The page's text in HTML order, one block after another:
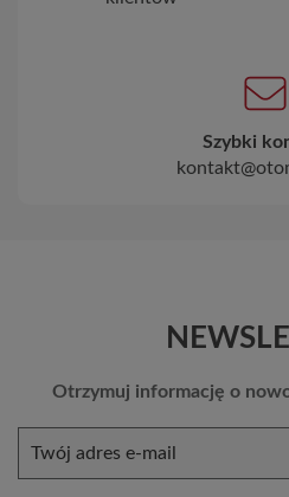
Szybki
Otrzymuj informację o